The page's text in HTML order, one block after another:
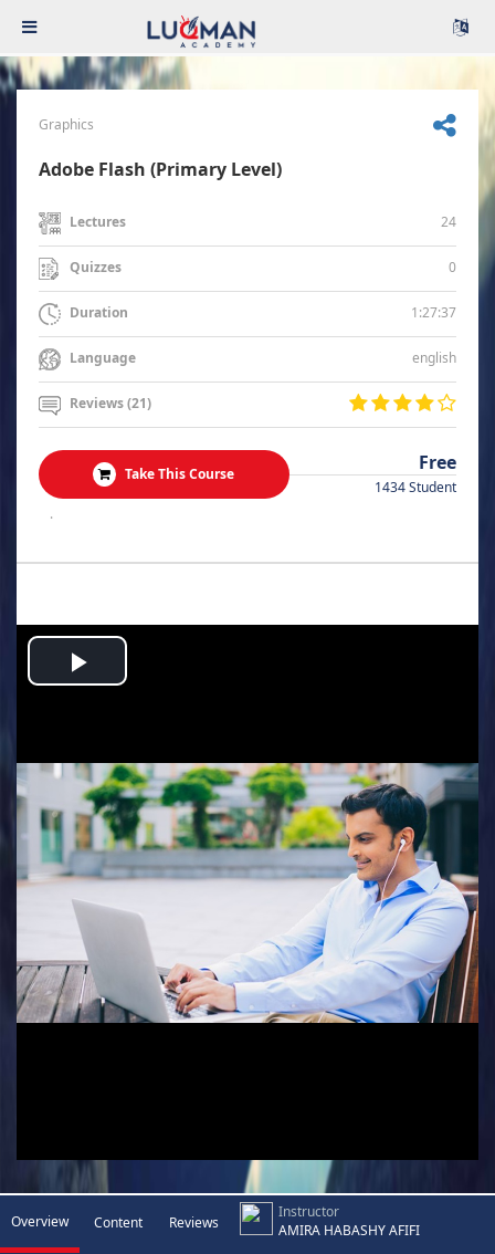
Graphics
Adobe Flash (Primary Level)
Lectures 24
Quizzes 0
Duration 1:27:37
Language english
Reviews (21)
Take This Course Free
1434 Student
.
Play
Overview Content Reviews
Instructor
AMIRA HABASHY AFIFI